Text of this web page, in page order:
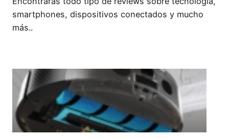
smartphones, dispositivos conectados y mucho
más..